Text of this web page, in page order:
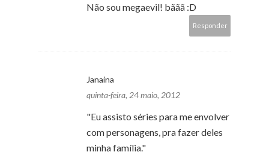
Não sou megaevil! bããã :D
Responder
Janaina
quinta-feira, 24 maio, 2012
"Eu assisto séries para me envolver
com personagens, pra fazer deles
minha família."